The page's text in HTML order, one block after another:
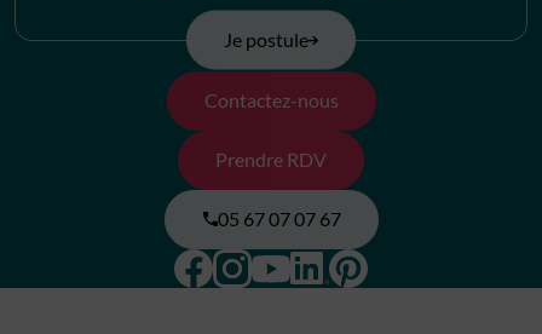
Je postule
Contactez-nous
Prendre RDV
05 67 07 07 67
FacebookInstagram
YoutubeLinkedinPinterest